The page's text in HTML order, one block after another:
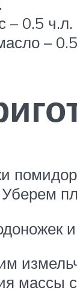
– 0.5 ч.л.
–
массы